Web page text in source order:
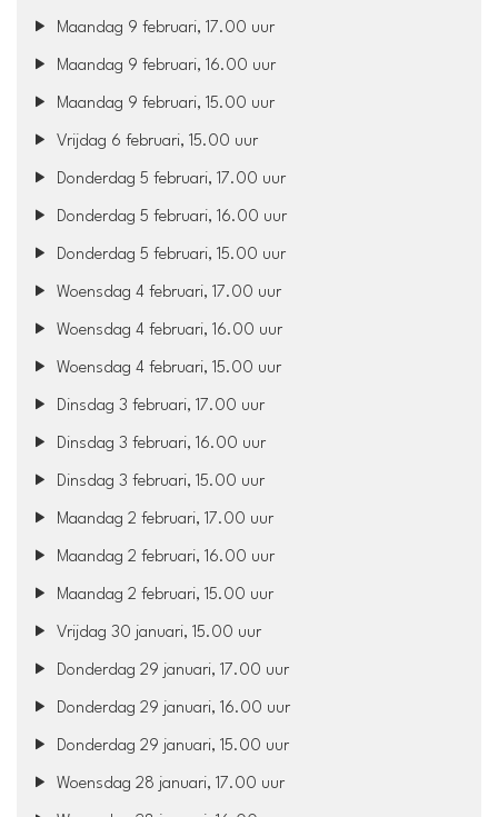
Maandag 9 februari, 17.00 uur
Maandag 9 februari, 16.00 uur
Maandag 9 februari, 15.00 uur
Vrijdag 6 februari, 15.00 uur
Donderdag 5 februari, 17.00 uur
Donderdag 5 februari, 16.00 uur
Donderdag 5 februari, 15.00 uur
Woensdag 4 februari, 17.00 uur
Woensdag 4 februari, 16.00 uur
Woensdag 4 februari, 15.00 uur
Dinsdag 3 februari, 17.00 uur
Dinsdag 3 februari, 16.00 uur
Dinsdag 3 februari, 15.00 uur
Maandag 2 februari, 17.00 uur
Maandag 2 februari, 16.00 uur
Maandag 2 februari, 15.00 uur
Vrijdag 30 januari, 15.00 uur
Donderdag 29 januari, 17.00 uur
Donderdag 29 januari, 16.00 uur
Donderdag 29 januari, 15.00 uur
Woensdag 28 januari, 17.00 uur